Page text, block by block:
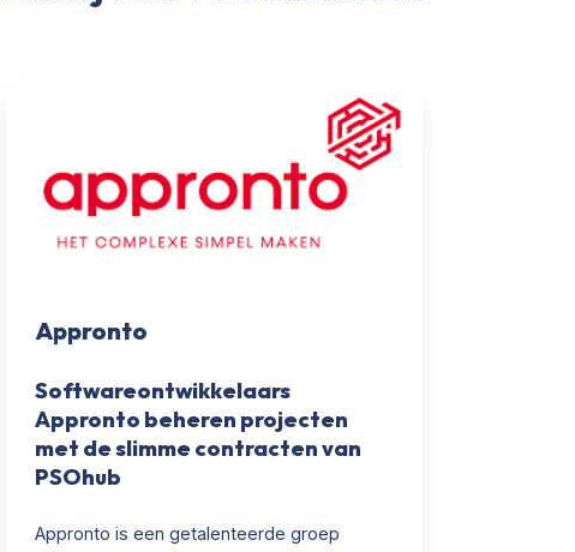
Appronto
Softwareontwikkelaars
Appronto beheren projecten
met de slimme contracten van
PSOhub
Appronto is een getalenteerde groep